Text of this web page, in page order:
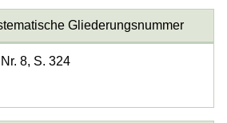
Gliederungsnummer
8, S. 324